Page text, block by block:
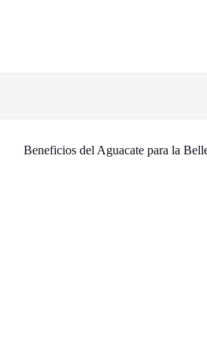
Beneficios del Aguacate para la